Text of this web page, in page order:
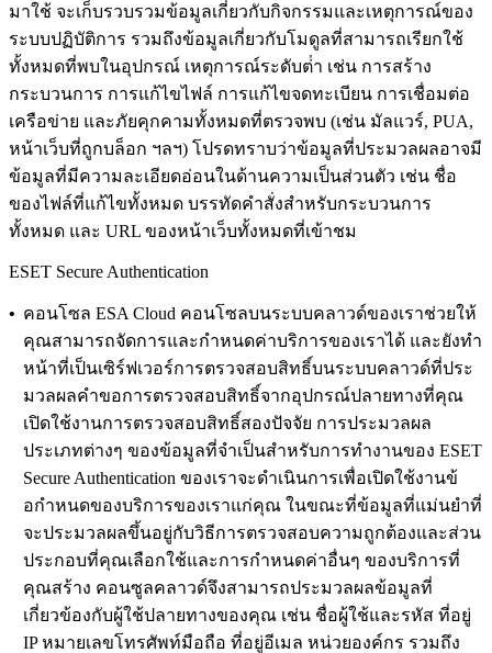
มาใช้ จะเก็บรวบรวมข้อมูลเกี่ยวกับกิจกรรมและเหตุการณ์ของ
ระบบปฏิบัติการ รวมถึงข้อมูลเกี่ยวกับโมดูลที่สามารถเรียกใช้
ทั้งหมดที่พบในอุปกรณ์ เหตุการณ์ระดับต่ํา เช่น การสร้าง
กระบวนการ การแก้ไขไฟล์ การแก้ไขจดทะเบียน การเชื่อมต่อ
เครือข่าย และภัยคุกคามทั้งหมดที่ตรวจพบ (เช่น มัลแวร์, PUA,
หน้าเว็บที่ถูกบล็อก ฯลฯ) โปรดทราบว่าข้อมูลที่ประมวลผลอาจมี
ข้อมูลที่มีความละเอียดอ่อนในด้านความเป็นส่วนตัว เช่น ชื่อ
ของไฟล์ที่แก้ไขทั้งหมด บรรทัดคําสั่งสําหรับกระบวนการ
ทั้งหมด และ URL ของหน้าเว็บทั้งหมดที่เข้าชม
ESET Secure Authentication
• คอนโซล ESA Cloud คอนโซลบนระบบคลาวด์ของเราช่วยให้
คุณสามารถจัดการและกําหนดค่าบริการของเราได้ และยังทํา
หน้าที่เป็นเซิร์ฟเวอร์การตรวจสอบสิทธิ์บนระบบคลาวด์ที่ประ
มวลผลคําขอการตรวจสอบสิทธิ์จากอุปกรณ์ปลายทางที่คุณ
เปิดใช้งานการตรวจสอบสิทธิ์สองปัจจัย การประมวลผล
ประเภทต่างๆ ของข้อมูลที่จําเป็นสําหรับการทํางานของ ESET
Secure Authentication ของเราจะดําเนินการเพื่อเปิดใช้งานข้
อกําหนดของบริการของเราแก่คุณ ในขณะที่ข้อมูลที่แม่นยําที่
จะประมวลผลขึ้นอยู่กับวิธีการตรวจสอบความถูกต้องและส่วน
ประกอบที่คุณเลือกใช้และการกําหนดค่าอื่นๆ ของบริการที่
คุณสร้าง คอนซูลคลาวด์จึงสามารถประมวลผลข้อมูลที่
เกี่ยวข้องกับผู้ใช้ปลายทางของคุณ เช่น ชื่อผู้ใช้และรหัส ที่อยู่
IP หมายเลขโทรศัพท์มือถือ ที่อยู่อีเมล หน่วยองค์กร รวมถึง